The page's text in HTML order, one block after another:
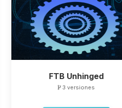
FTB Unhinged
3 versiones